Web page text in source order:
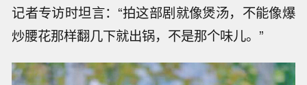
记者专访时坦言：“拍这部剧就像煲汤，不能像爆
炒腰花那样翻几下就出锅，不是那个味儿。”